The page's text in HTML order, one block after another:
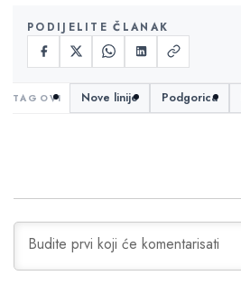
PODIJELITE ČLANAK
Nove linije Podgorica